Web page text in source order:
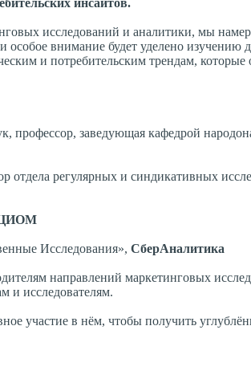
инсайтов.
исследований и аналитики, мы
внимание будет уделено изучению
и потребительским трендам,
профессор, заведующая кафедрой
отдела регулярных и синдикативных
Исследования», СберАналитика
направлений маркетинговых
и исследователям.
участие в нём, чтобы получить